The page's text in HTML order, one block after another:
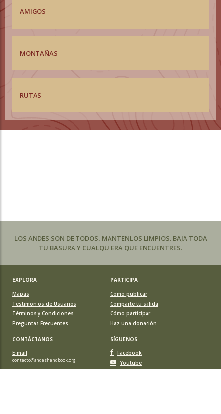
AMIGOS
MONTAÑAS
RUTAS
LOS ANDES SON DE TODOS, MANTENLOS LIMPIOS. BAJA TODA
TU BASURA Y CUALQUIERA QUE ENCUENTRES.
EXPLORA
PARTICIPA
Mapas
Testimonios de Usuarios
Términos y Condiciones
Preguntas Frecuentes
Como publicar
Comparte tu salida
Cómo participar
Haz una donación
CONTÁCTANOS
SÍGUENOS
E-mail
contacto@andeshandbook.org
Facebook
Youtube